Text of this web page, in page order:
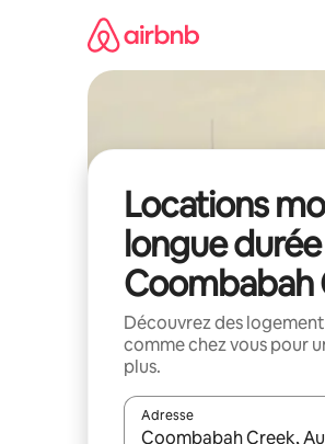
Locations
longue
Coombabah
Découvrez des
comme chez vous pour
plus.
Adresse
Lorsque les résultats